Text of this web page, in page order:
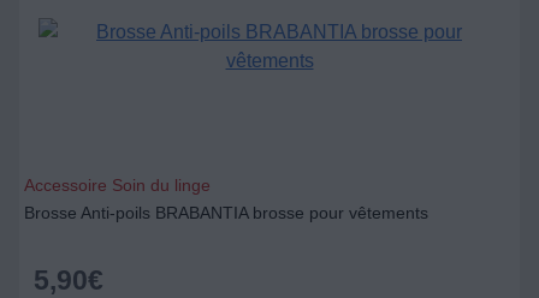
Accessoire Soin du linge
Brosse Anti-poils BRABANTIA brosse pour vêtements
5,90€